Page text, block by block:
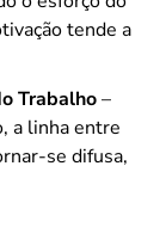
tende a
Trabalho–
a linha entre
se difusa,